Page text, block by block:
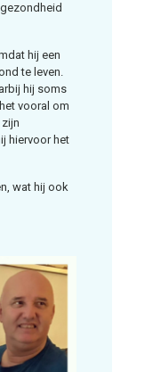
hij een
te leven.
hij soms
vooral om
hiervoor het
wat hij ook